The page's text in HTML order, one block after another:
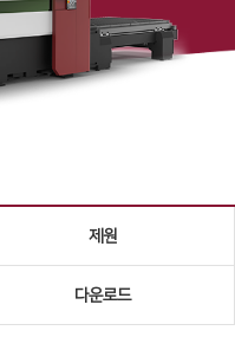
제원
다운로드